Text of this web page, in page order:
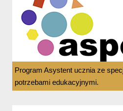
Program Asystent ucznia ze
potrzebami edukacyjnymi.